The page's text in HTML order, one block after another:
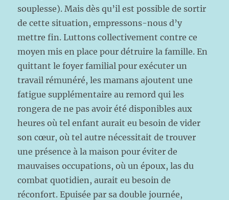
souplesse). Mais dès qu’il est possible de sortir
de cette situation, empressons-nous d’y
mettre fin. Luttons collectivement contre ce
moyen mis en place pour détruire la famille. En
quittant le foyer familial pour exécuter un
travail rémunéré, les mamans ajoutent une
fatigue supplémentaire au remord qui les
rongera de ne pas avoir été disponibles aux
heures où tel enfant aurait eu besoin de vider
son cœur, où tel autre nécessitait de trouver
une présence à la maison pour éviter de
mauvaises occupations, où un époux, las du
combat quotidien, aurait eu besoin de
réconfort. Epuisée par sa double journée,